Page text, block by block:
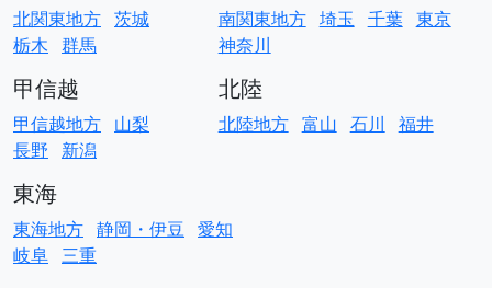
北関東地方 茨城
栃木 群馬
南関東地方 埼玉 千葉 東京
神奈川
甲信越
甲信越地方 山梨
長野 新潟
北陸
北陸地方 富山 石川 福井
東海
東海地方 静岡・伊豆 愛知
岐阜 三重